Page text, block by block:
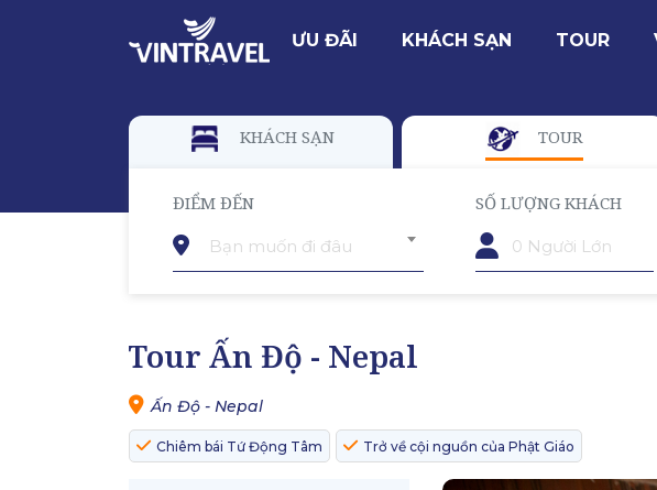
ƯU ĐÃI KHÁCH SẠN TOUR
KHÁCH SẠN TOUR
ĐIỂM ĐẾN
Bạn muốn đi đâu
SỐ LƯỢNG KHÁCH
Tour Ấn Độ - Nepal
Ấn Độ - Nepal
Chiêm bái Tứ Động Tâm Trở về cội nguồn của Phật Giáo